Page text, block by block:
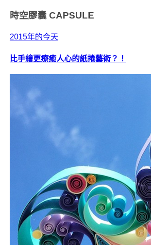
時空膠囊 CAPSULE
2015年的今天
比手繪更療癒人心的紙捲藝術？！